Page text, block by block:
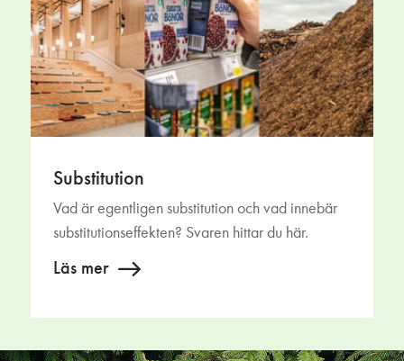
Substitution
Vad är egentligen substitution och vad innebär
substitutionseffekten? Svaren hittar du här.
Läs mer